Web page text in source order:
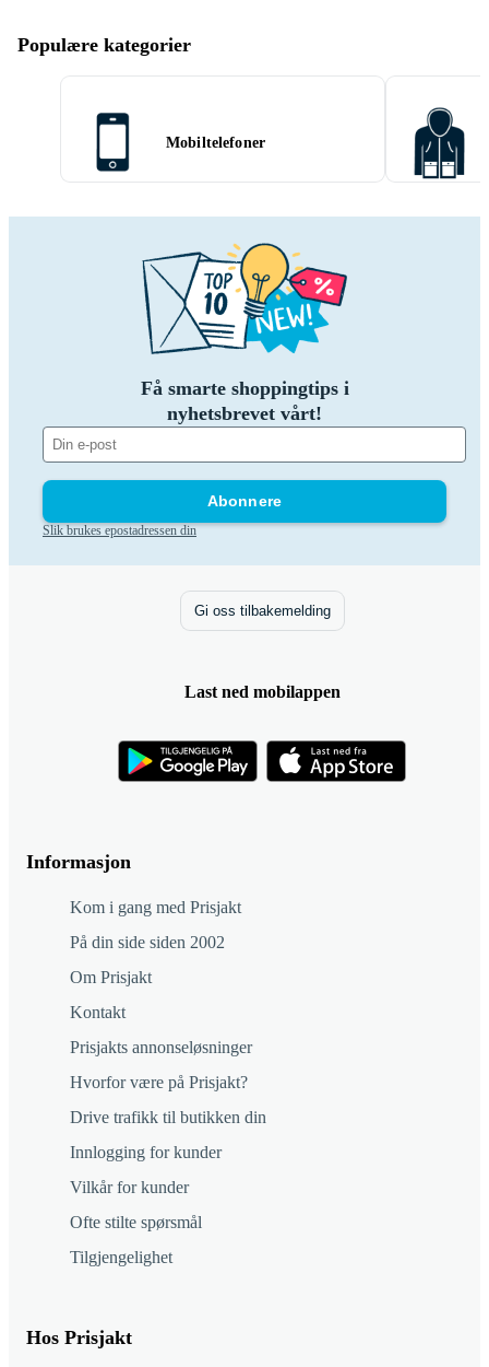
Populære kategorier
Mobiltelefoner
Få smarte shoppingtips i
nyhetsbrevet vårt!
Abonnere
Slik brukes epostadressen din
Informasjon
Kom i gang med Prisjakt
På din side siden 2002
Om Prisjakt
Kontakt
Prisjakts annonseløsninger
Hvorfor være på Prisjakt?
Drive trafikk til butikken din
Innlogging for kunder
Vilkår for kunder
Ofte stilte spørsmål
Tilgjengelighet
Hos Prisjakt
Gi oss tilbakemelding
Last ned mobilappen